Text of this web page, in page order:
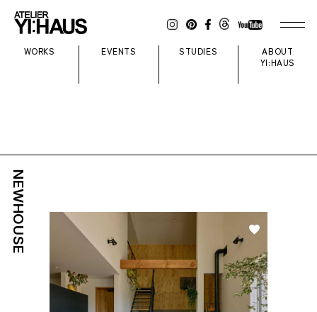
好き
NEWHOUSE
WORKS EVENTS STUDIES
ABOUT
YI:HAUS